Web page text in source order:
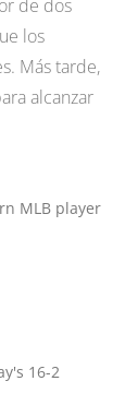
de dos
los
Más tarde,
alcanzar
MLB player
16-2